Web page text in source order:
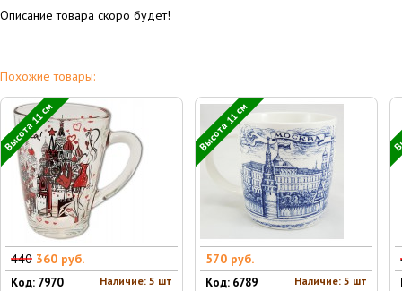
Описание товара скоро будет!
Похожие товары:
Высота 11 см
440 360 руб.
Наличие: 5 шт
Код: 7970
Высота 11 см
570 руб.
Наличие: 5 шт
Код: 6789